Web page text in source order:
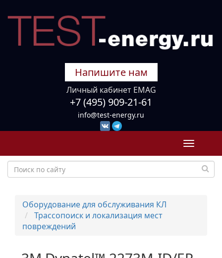
Напишите нам
Личный кабинет EMAG
+7 (495) 909-21-61
info@test-energy.ru
Toggle
Оборудование для обслуживания КЛ
Трассопоиск и локализация мест
повреждений